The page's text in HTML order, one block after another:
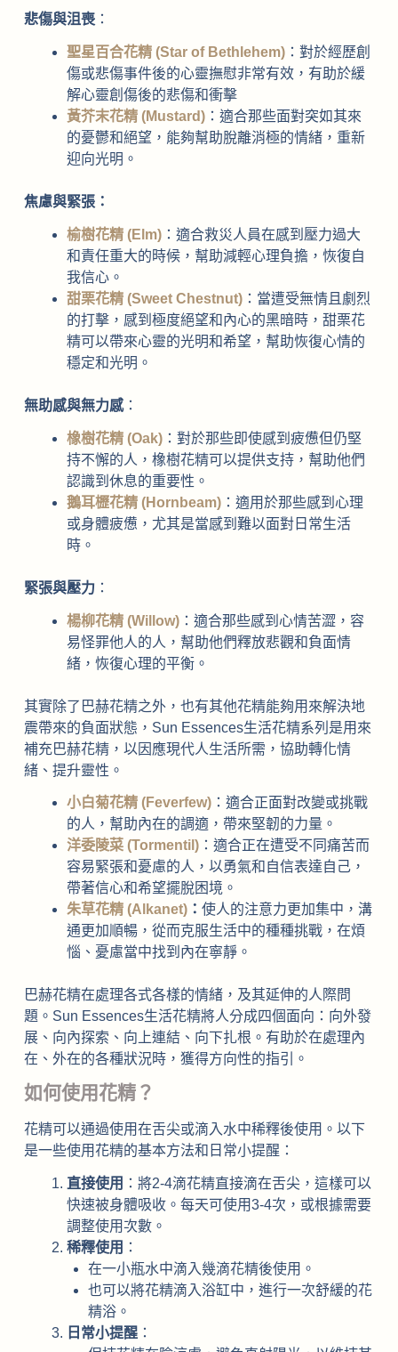
悲傷與沮喪：
聖星百合花精 (Star of Bethlehem)：對於經歷創
傷或悲傷事件後的心靈撫慰非常有效，有助於緩
解心靈創傷後的悲傷和衝擊
黃芥末花精 (Mustard)：適合那些面對突如其來
的憂鬱和絕望，能夠幫助脫離消極的情緒，重新
迎向光明。
焦慮與緊張：
榆樹花精 (Elm)：適合救災人員在感到壓力過大
和責任重大的時候，幫助減輕心理負擔，恢復自
我信心。
甜栗花精 (Sweet Chestnut)：當遭受無情且劇烈
的打擊，感到極度絕望和內心的黑暗時，甜栗花
精可以帶來心靈的光明和希望，幫助恢復心情的
穩定和光明。
無助感與無力感：
橡樹花精 (Oak)：對於那些即使感到疲憊但仍堅
持不懈的人，橡樹花精可以提供支持，幫助他們
認識到休息的重要性。
鵝耳櫪花精 (Hornbeam)：適用於那些感到心理
或身體疲憊，尤其是當感到難以面對日常生活
時。
緊張與壓力：
楊柳花精 (Willow)：適合那些感到心情苦澀，容
易怪罪他人的人，幫助他們釋放悲觀和負面情
緒，恢復心理的平衡。
其實除了巴赫花精之外，也有其他花精能夠用來解決地
震帶來的負面狀態，Sun Essences生活花精系列是用來
補充巴赫花精，以因應現代人生活所需，協助轉化情
緒、提升靈性。
小白菊花精 (Feverfew)：適合正面對改變或挑戰
的人，幫助內在的調適，帶來堅韌的力量。
洋委陵菜 (Tormentil)：適合正在遭受不同痛苦而
容易緊張和憂慮的人，以勇氣和自信表達自己，
帶著信心和希望擺脫困境。
朱草花精 (Alkanet)： 使人的注意力更加集中，溝
通更加順暢，從而克服生活中的種種挑戰，在煩
惱、憂慮當中找到內在寧靜。
巴赫花精在處理各式各樣的情緒，及其延伸的人際問
題。Sun Essences生活花精將人分成四個面向：向外發
展、向內探索、向上連結、向下扎根。有助於在處理內
在、外在的各種狀況時，獲得方向性的指引。
如何使用花精？
花精可以通過使用在舌尖或滴入水中稀釋後使用。以下
是一些使用花精的基本方法和日常小提醒：
直接使用 ：將2-4滴花精直接滴在舌尖，這樣可以
快速被身體吸收。每天可使用3-4次，或根據需要
調整使用次數。
稀釋使用 ：
在一小瓶水中滴入幾滴花精後使用。
也可以將花精滴入浴缸中，進行一次舒緩的花
精浴。
日常小提醒：